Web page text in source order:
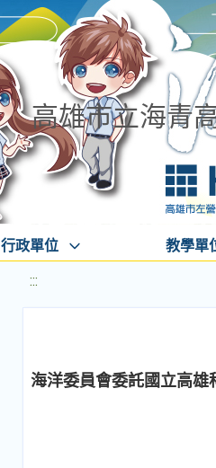
高雄市立海青
行政單位 教學單
:::
海洋委員會委託國立高